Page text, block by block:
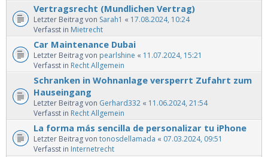
Vertragsrecht (Mundlichen Vertrag)
Letzter Beitrag von Sarah1 « 17.08.2024, 10:24
Verfasst in Mietrecht
Car Maintenance Dubai
Letzter Beitrag von pearlshine « 11.07.2024, 15:21
Verfasst in Recht Allgemein
Schranken in Wohnanlage versperrt Zufahrt zum
Hauseingang
Letzter Beitrag von Gerhard332 « 11.06.2024, 21:54
Verfasst in Recht Allgemein
La forma más sencilla de personalizar tu iPhone
Letzter Beitrag von tonosdellamada « 07.03.2024, 09:51
Verfasst in Internetrecht